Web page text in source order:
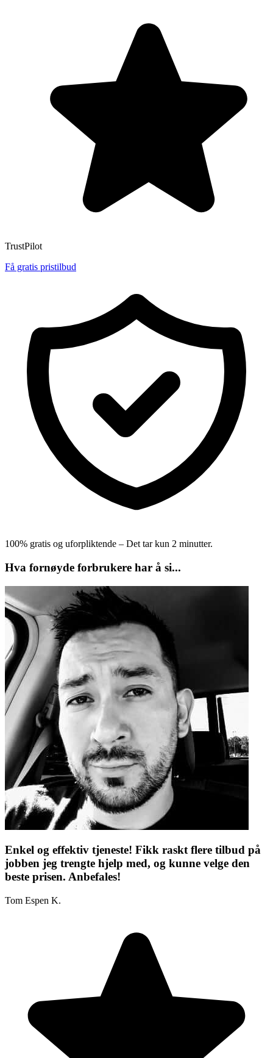
TrustPilot
Få gratis pristilbud
100% gratis og uforpliktende – Det tar kun 2 minutter.
Hva fornøyde forbrukere har å si...
Enkel og effektiv tjeneste! Fikk raskt flere tilbud på
jobben jeg trengte hjelp med, og kunne velge den
beste prisen. Anbefales!
Tom Espen K.